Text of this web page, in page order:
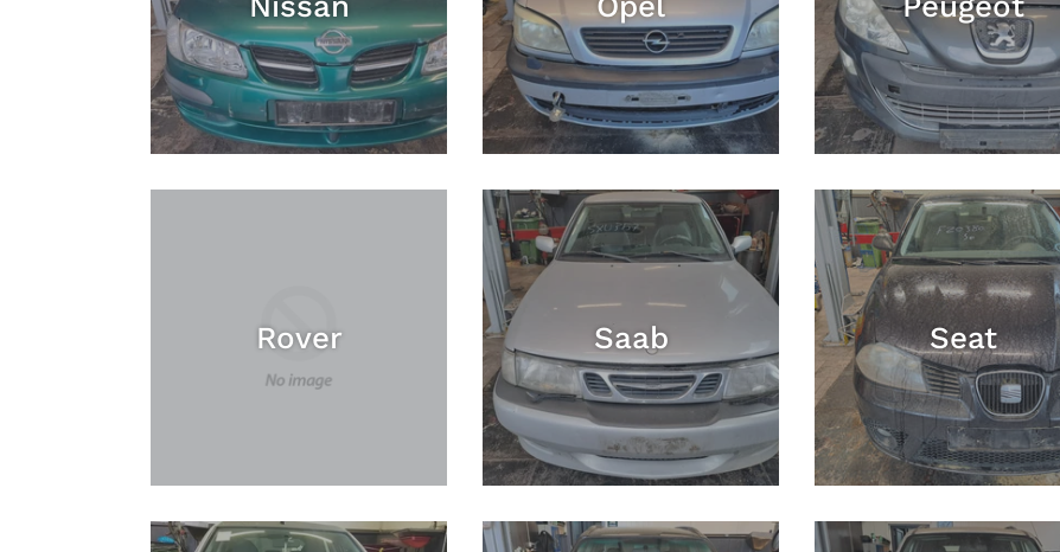
Rover Saab Seat